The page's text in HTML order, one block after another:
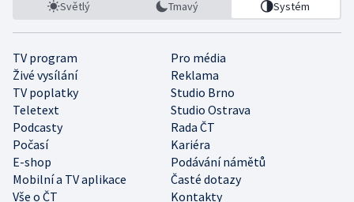
Světlý Tmavý Systém
TV program
Pro média
Živé vysílání
Reklama
TV poplatky
Studio Brno
Teletext
Studio Ostrava
Podcasty
Rada ČT
Počasí
Kariéra
E-shop
Podávání námětů
Mobilní a TV aplikace
Časté dotazy
Vše o ČT
Kontakty